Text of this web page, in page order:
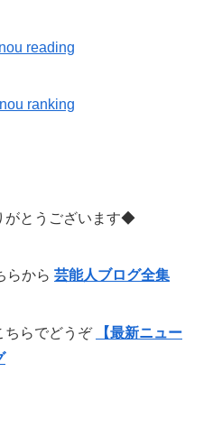
reading
ranking
がとうございます◆
らから 芸能人ブログ全集
ちらでどうぞ
【最新ニュー